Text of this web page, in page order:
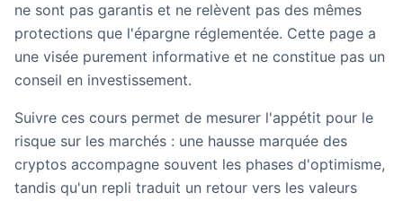
ne sont pas garantis et ne relèvent pas des mêmes
protections que l'épargne réglementée. Cette page a
une visée purement informative et ne constitue pas un
conseil en investissement.
Suivre ces cours permet de mesurer l'appétit pour le
risque sur les marchés : une hausse marquée des
cryptos accompagne souvent les phases d'optimisme,
tandis qu'un repli traduit un retour vers les valeurs